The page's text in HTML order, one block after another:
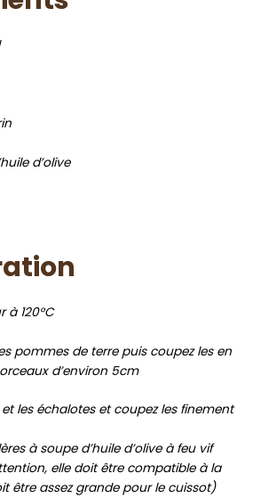
d’olive
à 120°C
pommes de terre puis coupez les en
d’environ 5cm
les échalotes et coupez les finement
à soupe d’huile d’olive à feu vif
elle doit être compatible à la
être assez grande pour le cuissot)